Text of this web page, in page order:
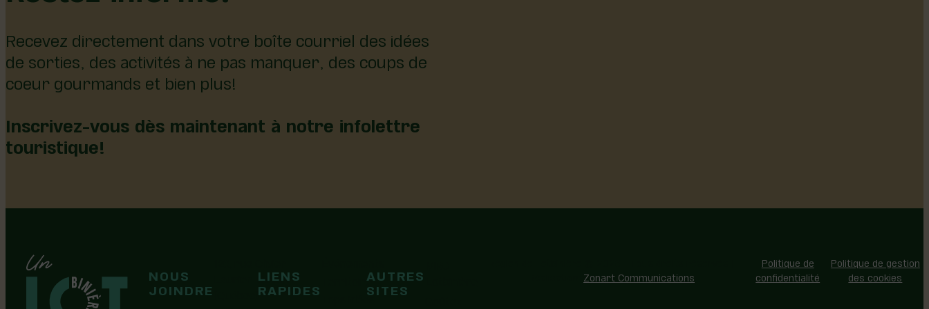
Recevez directement dans votre boîte courriel des idées
de sorties, des activités à ne pas manquer, des coups de
coeur gourmands et bien plus!
Inscrivez-vous dès maintenant à notre infolettre
touristique!
NOUS
JOINDRE
Laurier-Station
(Québec)
Follow us on Facebook
Follow us on Facebook
LIENS
RAPIDES
Territoire
Tops idées
AUTRES
SITES
Zonart Communications
Politique de
confidentialité
Politique de gestion
des cookies